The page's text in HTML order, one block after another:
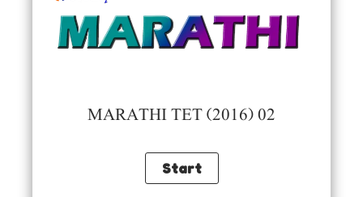
MARATHI TET (2016) 02